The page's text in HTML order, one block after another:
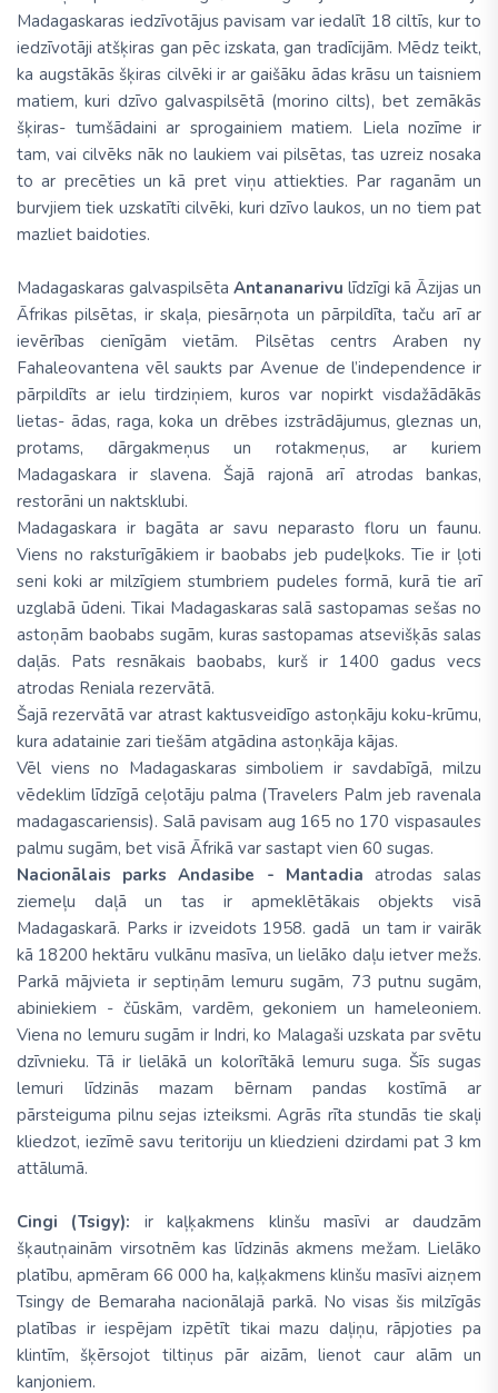
Madagaskaras iedzīvotājus pavisam var iedalīt 18 ciltīs, kur to
iedzīvotāji atšķiras gan pēc izskata, gan tradīcijām. Mēdz teikt,
ka augstākās šķiras cilvēki ir ar gaišāku ādas krāsu un taisniem
matiem, kuri dzīvo galvaspilsētā (morino cilts), bet zemākās
šķiras- tumšādaini ar sprogainiem matiem. Liela nozīme ir
tam, vai cilvēks nāk no laukiem vai pilsētas, tas uzreiz nosaka
to ar precēties un kā pret viņu attiekties. Par raganām un
burvjiem tiek uzskatīti cilvēki, kuri dzīvo laukos, un no tiem pat
mazliet baidoties.
Madagaskaras galvaspilsēta Antananarivu līdzīgi kā Āzijas un
Āfrikas pilsētas, ir skaļa, piesārņota un pārpildīta, taču arī ar
ievērības cienīgām vietām. Pilsētas centrs Araben ny
Fahaleovantena vēl saukts par Avenue de l’independence ir
pārpildīts ar ielu tirdziņiem, kuros var nopirkt visdažādākās
lietas- ādas, raga, koka un drēbes izstrādājumus, gleznas un,
protams, dārgakmeņus un rotakmeņus, ar kuriem
Madagaskara ir slavena. Šajā rajonā arī atrodas bankas,
restorāni un naktsklubi.
Madagaskara ir bagāta ar savu neparasto floru un faunu.
Viens no raksturīgākiem ir baobabs jeb pudeļkoks. Tie ir ļoti
seni koki ar milzīgiem stumbriem pudeles formā, kurā tie arī
uzglabā ūdeni. Tikai Madagaskaras salā sastopamas sešas no
astoņām baobabs sugām, kuras sastopamas atsevišķās salas
daļās. Pats resnākais baobabs, kurš ir 1400 gadus vecs
atrodas Reniala rezervātā.
Šajā rezervātā var atrast kaktusveidīgo astoņkāju koku-krūmu,
kura adatainie zari tiešām atgādina astoņkāja kājas.
Vēl viens no Madagaskaras simboliem ir savdabīgā, milzu
vēdeklim līdzīgā ceļotāju palma (Travelers Palm jeb ravenala
madagascariensis). Salā pavisam aug 165 no 170 vispasaules
palmu sugām, bet visā Āfrikā var sastapt vien 60 sugas.
Nacionālais parks Andasibe - Mantadia atrodas salas
ziemeļu daļā un tas ir apmeklētākais objekts visā
Madagaskarā. Parks ir izveidots 1958. gadā un tam ir vairāk
kā 18200 hektāru vulkānu masīva, un lielāko daļu ietver mežs.
Parkā mājvieta ir septiņām lemuru sugām, 73 putnu sugām,
abiniekiem - čūskām, vardēm, gekoniem un hameleoniem.
Viena no lemuru sugām ir Indri, ko Malagaši uzskata par svētu
dzīvnieku. Tā ir lielākā un kolorītākā lemuru suga. Šīs sugas
lemuri līdzinās mazam bērnam pandas kostīmā ar
pārsteiguma pilnu sejas izteiksmi. Agrās rīta stundās tie skaļi
kliedzot, iezīmē savu teritoriju un kliedzieni dzirdami pat 3 km
attālumā.
Cingi (Tsigy): ir kaļķakmens klinšu masīvi ar daudzām
šķautņainām virsotnēm kas līdzinās akmens mežam. Lielāko
platību, apmēram 66 000 ha, kaļķakmens klinšu masīvi aizņem
Tsingy de Bemaraha nacionālajā parkā. No visas šis milzīgās
platības ir iespējam izpētīt tikai mazu daļiņu, rāpjoties pa
klintīm, šķērsojot tiltiņus pār aizām, lienot caur alām un
kanjoniem.